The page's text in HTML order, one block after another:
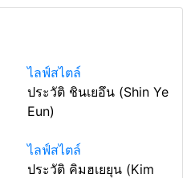
ไลฟ์สไตล์
ประวัติ ชินเยอึน (Shin Ye
Eun)
ไลฟ์สไตล์
ประวัติ คิมฮเยยุน (Kim